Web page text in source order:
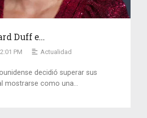
Duff e...
PM Actualidad
decidió superar sus
mostrarse como una...